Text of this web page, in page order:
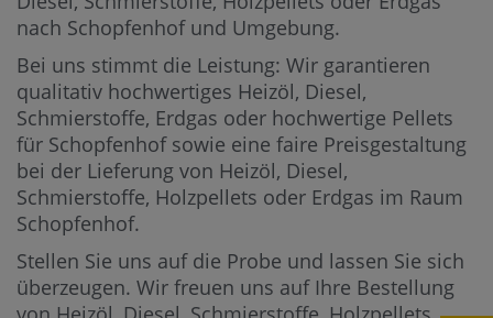
nach Schopfenhof und Umgebung.
Bei uns stimmt die Leistung: Wir garantieren
qualitativ hochwertiges Heizöl, Diesel,
Schmierstoffe, Erdgas oder hochwertige Pellets
für Schopfenhof sowie eine faire Preisgestaltung
bei der Lieferung von Heizöl, Diesel,
Schmierstoffe, Holzpellets oder Erdgas im Raum
Schopfenhof.
Stellen Sie uns auf die Probe und lassen Sie sich
überzeugen. Wir freuen uns auf Ihre Bestellung